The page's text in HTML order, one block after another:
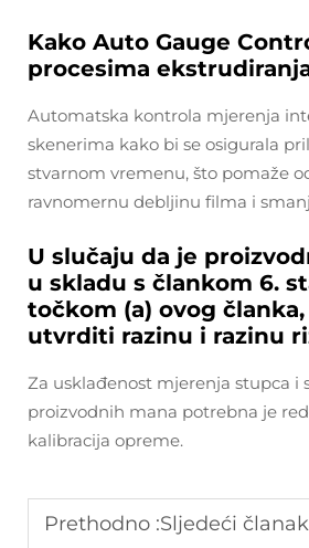
Kako Auto Gauge
procesima
Automatska kontrola mjerenja
skenerima kako bi se osigurala
stvarnom vremenu, što pomaže
ravnomernu debljinu filma i
U slučaju da je
u skladu s člankom 6.
točkom (a) ovog
utvrditi razinu i razinu
Za usklađenost mjerenja stupca i
proizvodnih mana potrebna je
kalibracija opreme.
Prethodno :Sljedeći